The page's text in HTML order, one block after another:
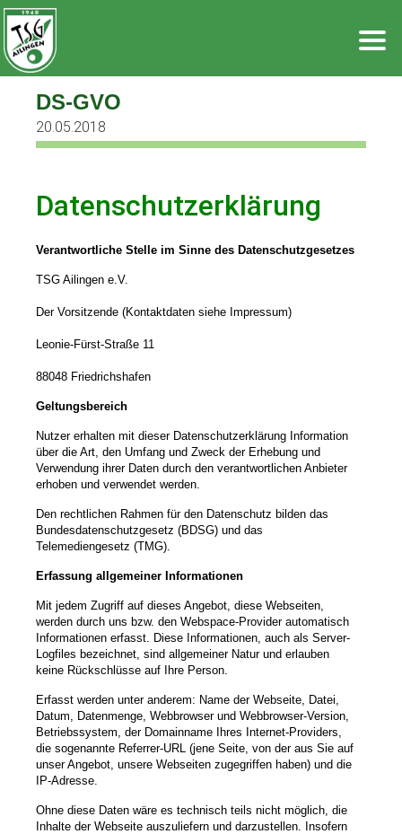
Zum
Inhalt
springen
DS-GVO
20.05.2018
Datenschutzerklärung
Verantwortliche Stelle im Sinne des Datenschutzgesetzes
TSG Ailingen e.V.
Der Vorsitzende (Kontaktdaten siehe Impressum)
Leonie-Fürst-Straße 11
88048 Friedrichshafen
Geltungsbereich
Nutzer erhalten mit dieser Datenschutzerklärung Information
über die Art, den Umfang und Zweck der Erhebung und
Verwendung ihrer Daten durch den verantwortlichen Anbieter
erhoben und verwendet werden.
Den rechtlichen Rahmen für den Datenschutz bilden das
Bundesdatenschutzgesetz (BDSG) und das
Telemediengesetz (TMG).
Erfassung allgemeiner Informationen
Mit jedem Zugriff auf dieses Angebot, diese Webseiten,
werden durch uns bzw. den Webspace-Provider automatisch
Informationen erfasst. Diese Informationen, auch als Server-
Logfiles bezeichnet, sind allgemeiner Natur und erlauben
keine Rückschlüsse auf Ihre Person.
Erfasst werden unter anderem: Name der Webseite, Datei,
Datum, Datenmenge, Webbrowser und Webbrowser-Version,
Betriebssystem, der Domainname Ihres Internet-Providers,
die sogenannte Referrer-URL (jene Seite, von der aus Sie auf
unser Angebot, unsere Webseiten zugegriffen haben) und die
IP-Adresse.
Ohne diese Daten wäre es technisch teils nicht möglich, die
Inhalte der Webseite auszuliefern und darzustellen. Insofern